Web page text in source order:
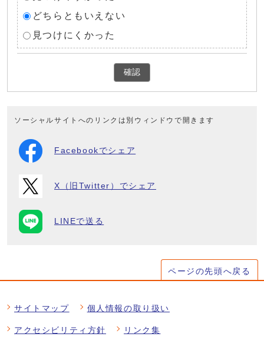
どちらともいえない
見つけにくかった
確認
ソーシャルサイトへのリンクは別ウィンドウで開きます
Facebookでシェア
X（旧Twitter）でシェア
LINEで送る
ページの先頭へ戻る
サイトマップ 個人情報の取り扱い
アクセシビリティ方針 リンク集